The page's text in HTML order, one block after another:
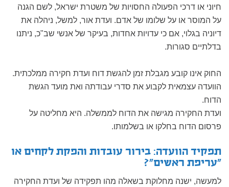
חיוני או דרכי הפעולה החסויות של משטרת ישראל, לשם הגנה
על המוסר או על שלומו של אדם. ועדת אור, למשל, ניהלה את
דיוניה בגלוי, אם כי עדויות אחדות, בעיקר של אנשי שב"כ, ניתנו
בדלתיים סגורות.
החוק אינו קובע מגבלת זמן להגשת דוח ועדת חקירה ממלכתית.
הוועדה עצמאית לקבוע את סדרי עבודתה ואת מועד הגשת
הדוח.
ועדת החקירה מגישה את הדוח לממשלה. היא מחליטה על
פרסום הדוח בחלקו או בשלמותו.
תפקיד הוועדה: בירור עובדות והפקת לקחים או
"עריפת ראשים"?
למעשה, ישנה מחלוקת בשאלה מהו תפקידה של ועדת החקירה